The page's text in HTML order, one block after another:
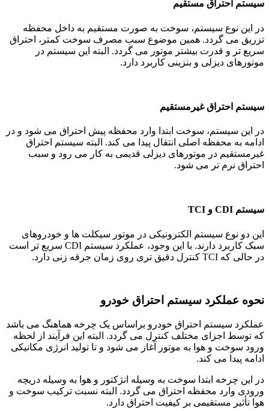
سیستم احتراق مستقیم
در این نوع سیستم، سوخت به صورت مستقیم به داخل محفظه
تزریق می گردد. همین موضوع سبب مصرف سوخت کمتر، احتراق
سریع تر و قدرت بیشتر موتور می گردد. البته این سیستم در
موتورهای دیزلی و بنزینی کاربرد دارد.
سیستم احتراق غیرمستقیم
در این سیستم، سوخت ابتدا وارد محفظه پیش احتراق می شود و در
ادامه به محفظه اصلی انتقال پیدا می کند. البته سیستم احتراق
غیرمستقیم در موتورهای دیزلی قدیمی به کار می رود و سبب
احتراق نرم تر می شود.
سیستم CDI و TCI
این دو نوع سیستم الکترونیکی در موتور سیکلت ها و خودروهای
سبک کاربرد دارند. با این وجود، عملکرد سیستم CDI سریع تر است
در حالی که TCI کنترل دقیق تری روی زمان جرقه زنی دارد.
نحوه عملکرد سیستم احتراق خودرو
عملکرد سیستم احتراق خودرو براساس یک چرخه هماهنگ می باشد
که توسط اجزای مختلف کنترل می گردد. البته این فرآیند از لحظه
ورود سوخت و هوا به موتور آغاز می شود و تا تولید انرژی مکانیکی
ادامه پیدا می کند.
در این چرخه ابتدا سوخت به وسیله انژکتور و هوا به وسیله دریچه
ورودی وارد محفظه احتراق می گردد. البته نسبت ترکیب سوخت و
هوا تأثیر مستقیمی بر کیفیت احتراق دارد.